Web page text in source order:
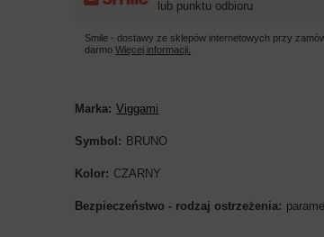
lub punktu odbioru
Smile - dostawy ze sklepów internetowych przy
darmoWięcej informacji.
Marka Viggami
Symbol BRUNO
Kolor CZARNY
Bezpieczeństwo - rodzaj ostrzeżenia